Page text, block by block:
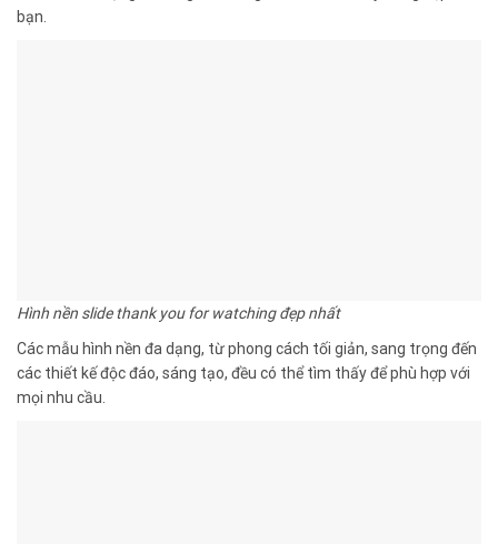
bạn.
Hình nền slide thank you for watching đẹp nhất
Các mẫu hình nền đa dạng, từ phong cách tối giản, sang trọng đến
các thiết kế độc đáo, sáng tạo, đều có thể tìm thấy để phù hợp với
mọi nhu cầu.